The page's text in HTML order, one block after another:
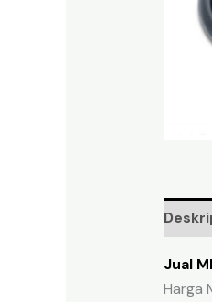
Jual
Harga